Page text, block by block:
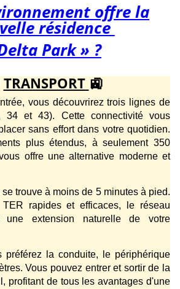
offre la
résidence
Park » ?
TRANSPORT 🚉
vous découvrirez trois lignes de
34 et 43). Cette connectivité vous
sans effort dans votre quotidien.
plus étendus, à seulement 350
offre une alternative moderne et
trouve à moins de 5 minutes à pied.
rapides et efficaces, le réseau
une extension naturelle de votre
la conduite, le périphérique
Vous pouvez entrer et sortir de la
profitant de tous les avantages d'une